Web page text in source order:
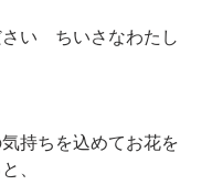
い　ちいさなわたし
気持ちを込めてお花を
、